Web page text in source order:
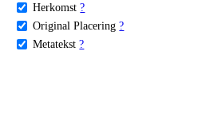
Herkomst ?
Original Placering ?
Metatekst ?